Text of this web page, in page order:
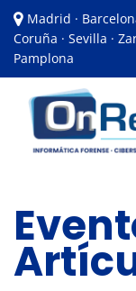
Madrid ·
Coruña · Sevilla ·
Pamplona